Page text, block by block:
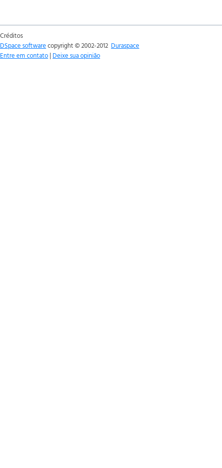
Créditos
DSpace softwarecopyright © 2002-2012 Duraspace
Entre em contato | Deixe sua opinião